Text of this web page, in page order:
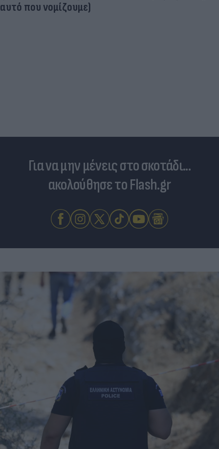
αυτό που νομίζουμε)
Για να μην μένεις στο σκοτάδι...
ακολούθησε το Flash.gr